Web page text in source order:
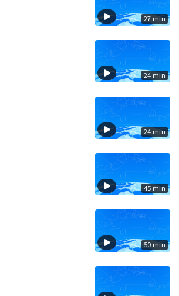
27 min
24 min
24 min
45 min
50 min